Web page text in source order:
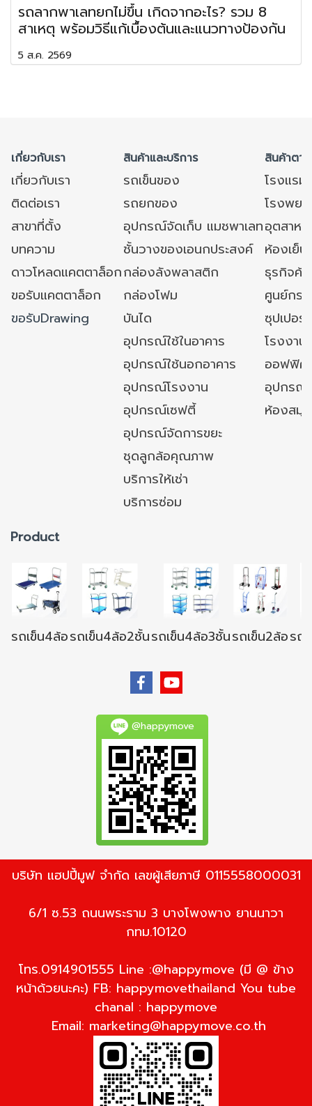
รถลากพาเลทยกไม่ขึ้น เกิดจากอะไร? รวม 8
สาเหตุ พร้อมวิธีแก้เบื้องต้นและแนวทางป้องกัน
5 ส.ค. 2569
เกี่ยวกับเรา สินค้าและบริการ สินค้าตา
เกี่ยวกับเรา รถเข็นของ
โรงแร
ติดต่อเรา
รถยกของ
โรงพย
สาขาที่ตั้ง
อุปกรณ์จัดเก็บ แมชพาเลทอุตสาหก
บทความ
ชั้นวางของเอนกประสงค์
ห้องเย็
ดาวโหลดแคตตาล็อกกล่องลังพลาสติก
ธุรกิจค้
ขอรับแคตตาล็อก
กล่องโฟม
ศูนย์กร
ขอรับDrawing
บันได
ซุปเปอ
อุปกรณ์ใช้ในอาคาร
โรงงา
อุปกรณ์ใช้นอกอาคาร
ออฟฟิศ/
อุปกรณ์โรงงาน
อุปกรณ์
อุปกรณ์เซฟตี้
ห้องสมุ
อุปกรณ์จัดการขยะ
ชุดลูกล้อคุณภาพ
บริการให้เช่า
บริการซ่อม
Product
รถเข็น4ล้อรถเข็น4ล้อ2ชั้นรถเข็น4ล้อ3ชั้นรถเข็น2ล้อรถ
@happymove
บริษัท แฮปปี้มูฟ จำกัด เลขผู้เสียภาษี 0115558000031
6/1 ซ.53 ถนนพระราม 3 บางโพงพาง ยานนาวา
กทม.10120
โทร.0914901555 Line :@happymove (มี @ ข้าง
หน้าด้วยนะคะ) FB: happymovethailand You tube
chanal : happymove
Email: marketing@happymove.co.th